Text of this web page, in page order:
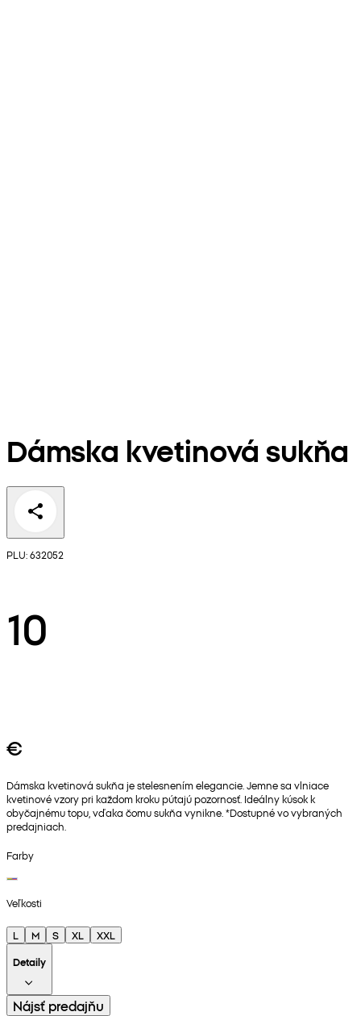
Dámska kvetinová sukňa
PLU: 632052
10
€
Dámska kvetinová sukňa je stelesnením elegancie. Jemne sa vlniace
kvetinové vzory pri každom kroku pútajú pozornosť. Ideálny kúsok k
obyčajnému topu, vďaka čomu sukňa vynikne. *Dostupné vo vybraných
predajniach.
Farby
Veľkosti
L M S XL
XXL
Detaily
Nájsť predajňu